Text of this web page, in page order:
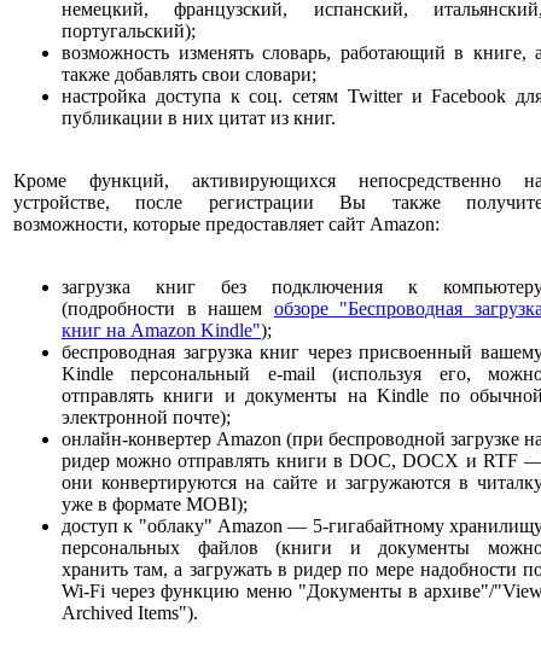
немецкий, французский, испанский,
португальский);
возможность изменять словарь, работающий в книге,
также добавлять свои словари;
настройка доступа к соц. сетям Twitter и Facebook
публикации в них цитат из книг.
Кроме функций, активирующихся непосредственно
устройстве, после регистрации Вы также
возможности, которые предоставляет сайт Amazon:
загрузка книг без подключения к
(подробности в нашем обзоре "Беспроводная
книг на Amazon Kindle");
беспроводная загрузка книг через присвоенный
Kindle персональный e-mail (используя его,
отправлять книги и документы на Kindle по
электронной почте);
онлайн-конвертер Amazon (при беспроводной загрузке
ридер можно отправлять книги в DOC, DOCX и RTF
они конвертируются на сайте и загружаются в
уже в формате MOBI);
доступ к "облаку" Amazon — 5-гигабайтному
персональных файлов (книги и документы
хранить там, а загружать в ридер по мере надобности
Wi-Fi через функцию меню "Документы в архиве"/
Archived Items").